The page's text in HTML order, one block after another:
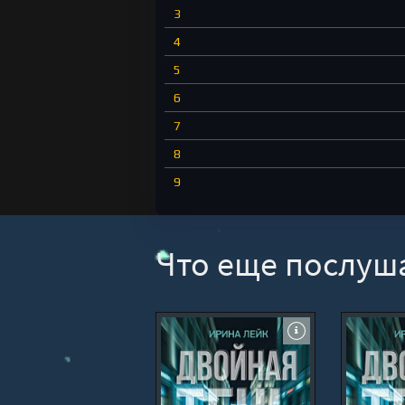
3
4
5
6
7
8
9
Что еще